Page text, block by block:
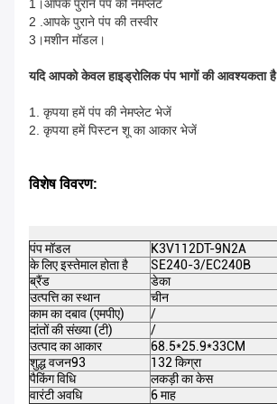
1।आपके पुराने पंप की नेमप्लेट
2 .आपके पुराने पंप की तस्वीर
3।मशीन मॉडल।
यदि आपको केवल हाइड्रोलिक पंप भागों की आवश्यकता है
1. कृपया हमें पंप की नेमप्लेट भेजें
2. कृपया हमें पिस्टन शू का आकार भेजें
विशेष विवरण:
पंप मॉडल
K3V112DT-9N2A
के लिए इस्तेमाल होता है
SE240-3/EC240B
ब्रैंड
डेका
उत्पत्ति का स्थान
चीन
काम का दबाव (एमपीए)
/
दांतों की संख्या (टी)
/
उत्पाद का आकार
68.5*25.9*33CM
शुद्ध वजन93
132 किग्रा
पैकिंग विधि
लकड़ी का केस
वारंटी अवधि
6 माह